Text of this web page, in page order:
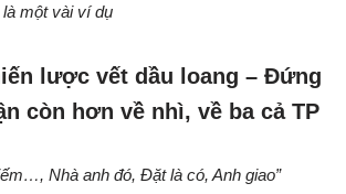
một vài ví dụ
lược vết dầu loang – Đứng
còn hơn về nhì, về ba cả TP
Nhà anh đó, Đặt là có, Anh giao”